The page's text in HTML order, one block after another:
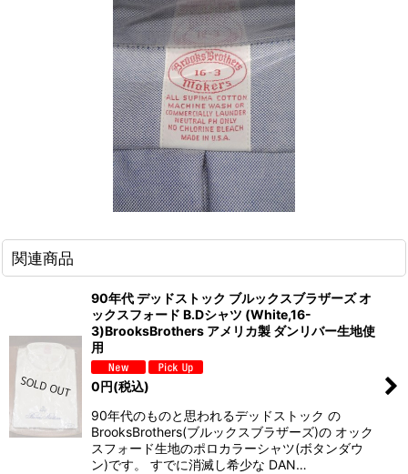
関連商品
90年代 デッドストック ブルックスブラザーズ オ
ックスフォード B.Dシャツ (White,16-
3)BrooksBrothers アメリカ製 ダンリバー生地使
用
0円(税込)
90年代のものと思われるデッドストック の
BrooksBrothers(ブルックスブラザーズ)の オック
スフォード生地のポロカラーシャツ(ボタンダウ
ン)です。 すでに消滅し希少な DAN…